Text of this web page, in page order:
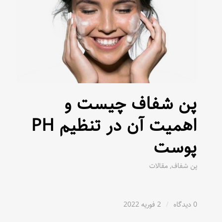
پن شفاف چیست و
اهمیت آن در تنظیم PH
پوست
پن شفاف, مقالات
0 دیدگاه / 2 فوریه 2022